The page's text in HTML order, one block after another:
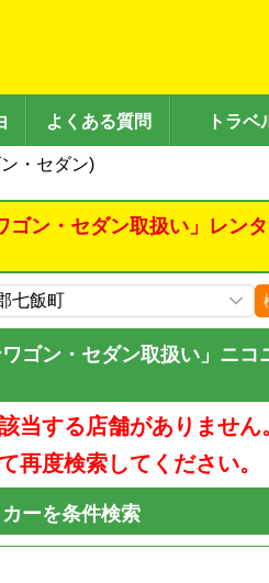
よくある質問 トラベ
・セダン)
ゴン・セダン取扱い」レン
ゴン・セダン取扱い」ニコ
当する店舗がありません
再度検索してください。
ーを条件検索